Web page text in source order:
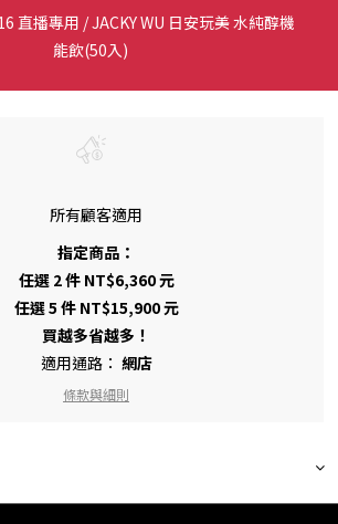
直播專用 / JACKY WU 日安玩美 水純醇機
能飲(50入)
所有顧客適用
指定商品：
任選 2 件 NT$6,360 元
任選 5 件 NT$15,900 元
買越多省越多！
適用通路： 網店
條款與細則